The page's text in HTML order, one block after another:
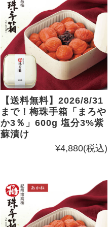
【送料無料】2026/8/31
まで！梅珠手箱「まろや
か3％」600g 塩分3%紫
蘇漬け
¥4,880(税込)